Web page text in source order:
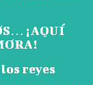
¡AQUÍ
reyes